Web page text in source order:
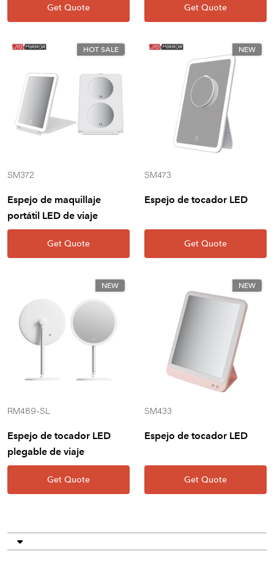
Get Quote Get Quote
HOT SALE
SM372
Espejo de maquillaje
portátil LED de viaje
Get Quote
NEW
SM473
Espejo de tocador LED
Get Quote
NEW
RM489-SL
Espejo de tocador LED
plegable de viaje
Get Quote
NEW
SM433
Espejo de tocador LED
Get Quote